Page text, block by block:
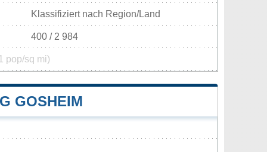
Klassifiziert nach Region/Land
400 / 2 984
pop/sq mi)
GOSHEIM